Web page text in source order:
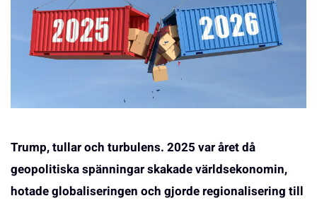
Trump, tullar och turbulens. 2025 var året då
geopolitiska spänningar skakade världsekonomin,
hotade globaliseringen och gjorde regionalisering till